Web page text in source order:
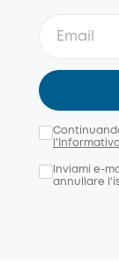
Inviami e-
annullare